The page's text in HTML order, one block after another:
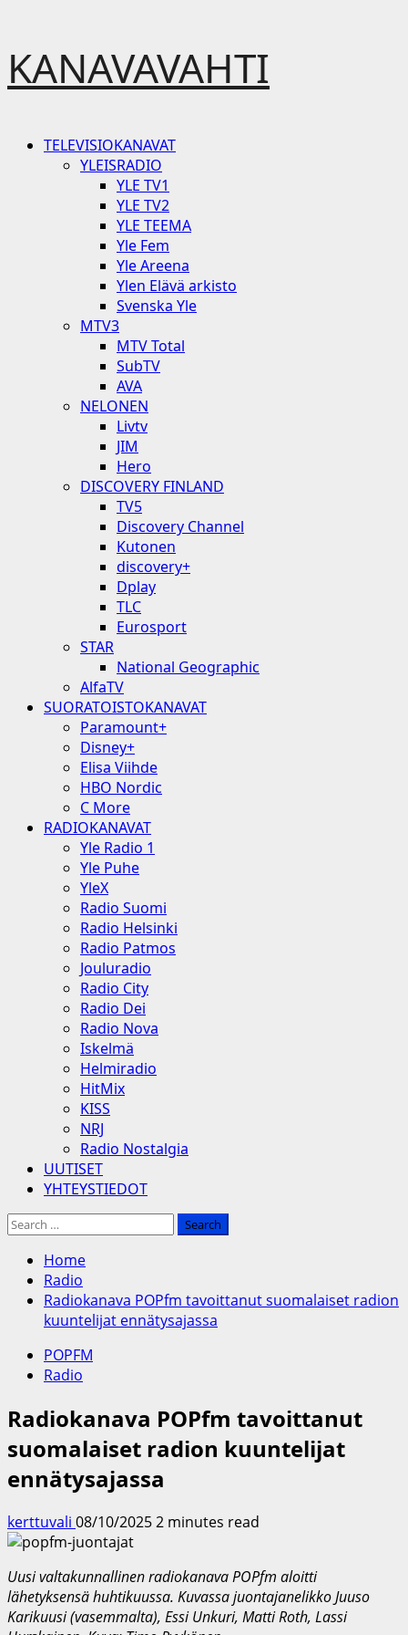
to
content
KANAVAVAHTI
PrimaryTELEVISIOKANAVAT
YLEISRADIO
YLE TV1
YLE TV2
YLE TEEMA
Yle Fem
Yle Areena
Ylen Elävä arkisto
Svenska Yle
MTV3
MTV Total
SubTV
AVA
NELONEN
Livtv
JIM
Hero
DISCOVERY FINLAND
TV5
Discovery Channel
Kutonen
discovery+
Dplay
TLC
Eurosport
STAR
National Geographic
AlfaTV
SUORATOISTOKANAVAT
Paramount+
Disney+
Elisa Viihde
HBO Nordic
C More
RADIOKANAVAT
Yle Radio 1
Yle Puhe
YleX
Radio Suomi
Radio Helsinki
Radio Patmos
Jouluradio
Radio City
Radio Dei
Radio Nova
Iskelmä
Helmiradio
HitMix
KISS
NRJ
Radio Nostalgia
UUTISET
YHTEYSTIEDOT
Search
Home
Radio
Radiokanava POPfm tavoittanut suomalaiset radion
kuuntelijat ennätysajassa
POPFM
Radio
Radiokanava POPfm tavoittanut
suomalaiset radion kuuntelijat
ennätysajassa
kerttuvali 08/10/20252 minutes read
Uusi valtakunnallinen radiokanava POPfm aloitti
lähetyksensä huhtikuussa. Kuvassa juontajanelikko Juuso
Karikuusi (vasemmalta), Essi Unkuri, Matti Roth, Lassi